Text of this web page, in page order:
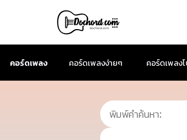
คอร์ดเพลง คอร์ดเพลงง่ายๆ คอร์ดเพลง